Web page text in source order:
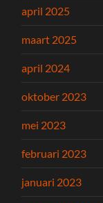
april 2025
maart 2025
april 2024
oktober 2023
mei 2023
februari 2023
januari 2023